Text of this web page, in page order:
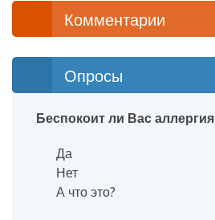
Комментарии
Опросы
Беспокоит ли Вас аллергия
Да
Нет
А что это?